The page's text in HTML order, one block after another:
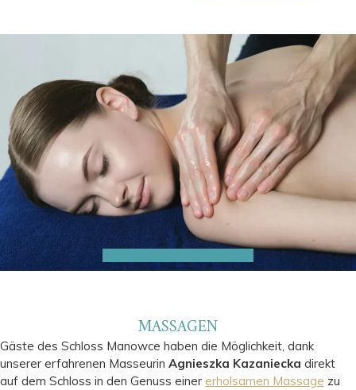
MASSAGEN
Gäste des Schloss Manowce haben die Möglichkeit, dank
unserer erfahrenen Masseurin Agnieszka Kazaniecka direkt
auf dem Schloss in den Genuss einer erholsamen Massage zu